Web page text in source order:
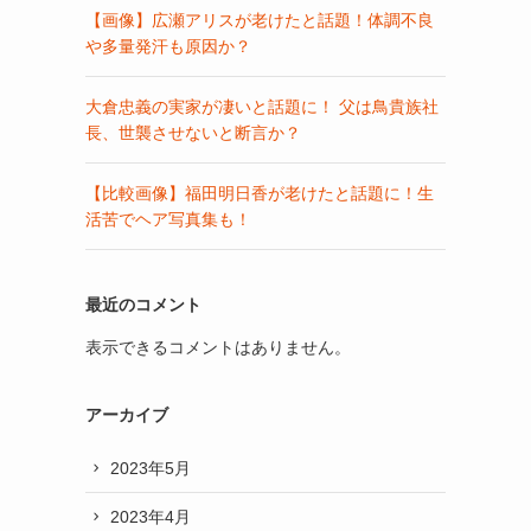
【画像】広瀬アリスが老けたと話題！体調不良
や多量発汗も原因か？
大倉忠義の実家が凄いと話題に！ 父は鳥貴族社
長、世襲させないと断言か？
【比較画像】福田明日香が老けたと話題に！生
活苦でヘア写真集も！
最近のコメント
表示できるコメントはありません。
アーカイブ
2023年5月
2023年4月